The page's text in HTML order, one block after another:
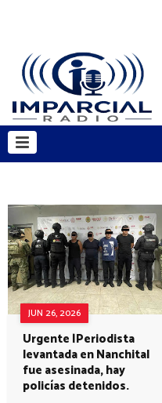
JUN 26, 2026
Urgente |Periodista
levantada en Nanchital
fue asesinada, hay
policías detenidos.